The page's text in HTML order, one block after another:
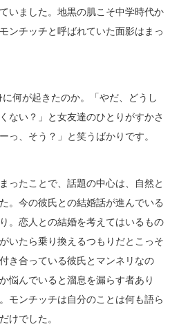
いました。地黒の肌こそ中学時代か
ンチッチと呼ばれていた面影はまっ
何が起きたのか。「やだ、どうし
ない？」と女友達のひとりがすかさ
っ、そう？」と笑うばかりです。
ったことで、話題の中心は、自然と
。今の彼氏との結婚話が進んでいる
。恋人との結婚を考えてはいるもの
いたら乗り換えるつもりだとこっそ
き合っている彼氏とマンネリなの
悩んでいると溜息を漏らす者あり
モンチッチは自分のことは何も語ら
けでした。